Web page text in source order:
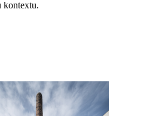
kontextu.